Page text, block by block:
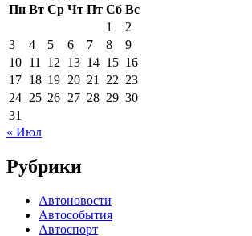
Пн Вт Ср Чт Пт Сб Вс
1
2
3
4 5 6 7 8
9
10 11 12 13 14 15 16
17 18 19 20 21 22 23
24 25 26 27 28 29 30
31
« Июл
Рубрики
Автоновости
Автособытия
Автоспорт